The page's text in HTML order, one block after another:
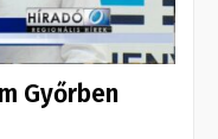
Győrben